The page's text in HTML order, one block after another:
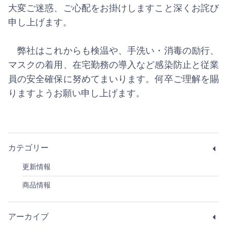
大変ご迷惑、ご心配をお掛けしますこと深くお詫び
申し上げます。
弊社はこれからも検温や、手洗い・消毒の励行、
マスクの着用、在宅勤務の導入など感染防止と従業
員の安全確保に努めてまいります。何卒ご理解を賜
りますようお願い申し上げます。
カテゴリー
更新情報
商品情報
アーカイブ